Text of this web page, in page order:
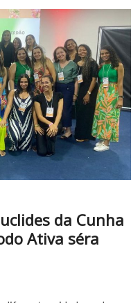
da Cunha
Ativa séra